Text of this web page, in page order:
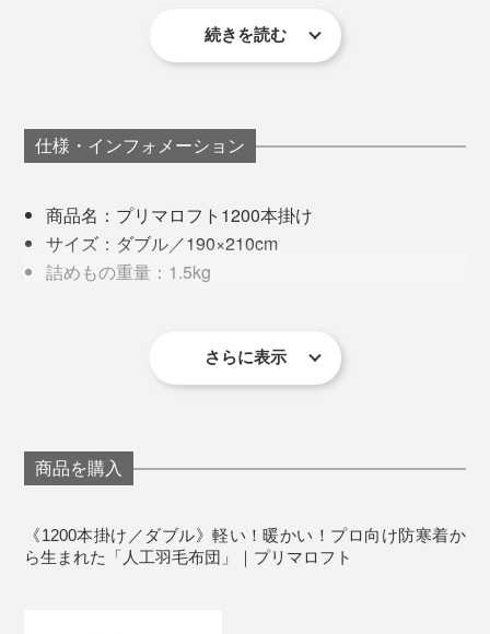
用としてもおすすめ
暖かさの工夫は、キルトの構造にもあります。
ので、どうしても薄くなって、熱が逃げやすい場所でし
た。
『プリマロフト』シリーズのキルトパターンは、「400
肌掛け」「800合掛け」「1200本掛け」それぞれパター
ンが違います。
でも、すぐに気づきました。肩のまわり、背中や腰、足
掛布団の重みは感じないのに、体の周りに、“あったか
しかも、掛布団カバーを使わない、タオルケットも使わ
ないで、文字どおり、『プリマロフト』1枚で寝ました
見た目は真っ白でヒヤッとしそうに見えますが、いざ入
ると、柔らかい生地が肌になじんでくれる。朝、目覚め
実は、『プリマロフト』の掛布団を試しているあいだ
ど続いて、ほとんど寝て過ごすハメになってしまったの
ですが、そのおかげで、『プリマロフト』のすごさを痛
続きを読む
仕様・インフォメーション
商品名：プリマロフト1200本掛け
サイズ：ダブル／190×210cm
詰めもの重量：1.5kg
［詰めもの］ポリエステル（プリマロフト®）100%
※お手入れできる洗濯機の容量の目安は、ダブルサイズ1枚で、容量10kg以
上の洗濯機なら洗えます。ドラム型や洗濯機メーカーによって異なるの
で、お手持ちの洗濯機の取扱説明書で、ご確認をお願いします。
さらに表示
商品を購入
《1200本掛け／ダブル》軽い！暖かい！プロ向け防寒着か
ら生まれた「人工羽毛布団」｜プリマロフト